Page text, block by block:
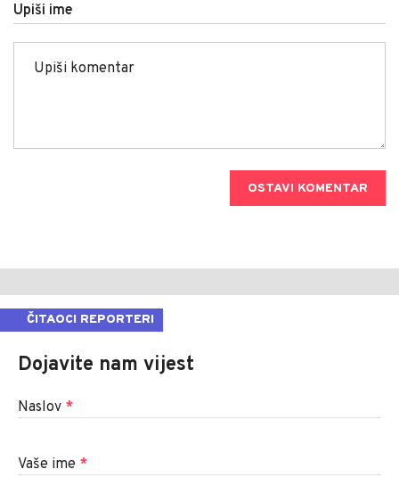
Upiši ime
OSTAVI KOMENTAR
ČITAOCI REPORTERI
Dojavite nam vijest
Naslov *
Vaše ime *